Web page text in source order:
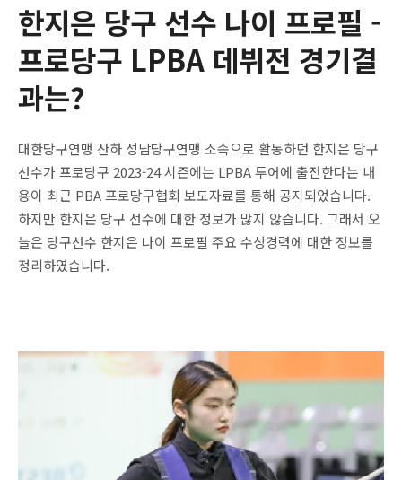
한지은 당구 선수 나이 프로필 -
프로당구 LPBA 데뷔전 경기결
과는?
대한당구연맹 산하 성남당구연맹 소속으로 활동하던 한지은 당구
선수가 프로당구 2023-24 시즌에는 LPBA 투어에 출전한다는 내
용이 최근 PBA 프로당구협회 보도자료를 통해 공지되었습니다.
하지만 한지은 당구 선수에 대한 정보가 많지 않습니다. 그래서 오
늘은 당구선수 한지은 나이 프로필 주요 수상경력에 대한 정보를
정리하였습니다.